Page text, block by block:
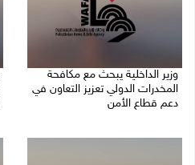
وزير الداخلية يبحث مع مكافحة
المخدرات الدولي تعزيز التعاون في
دعم قطاع الأمن